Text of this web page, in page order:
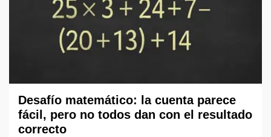
Desafío matemático: la cuenta parece
fácil, pero no todos dan con el resultado
correcto